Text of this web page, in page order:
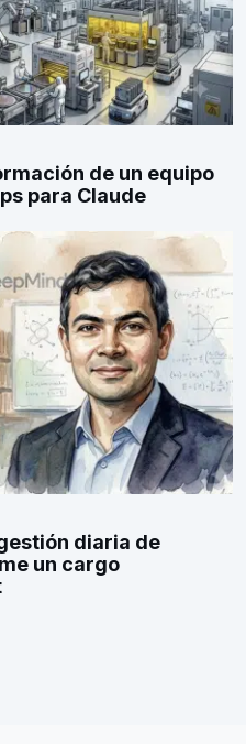
de un equipo
para Claude
diaria de
un cargo